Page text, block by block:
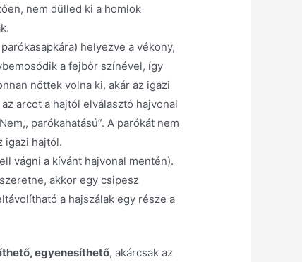
nem dülled ki a homlok
helyezve a vékony,
a fejbőr színével, így
nőttek volna ki, akár az igazi
arcot a hajtól elválasztó hajvonal
parókahatású”. A parókát nem
igazi hajtól.
vágni a kívánt hajvonal mentén).
akkor egy csipesz
a hajszálak egy része a
egyenesíthető, akárcsak az